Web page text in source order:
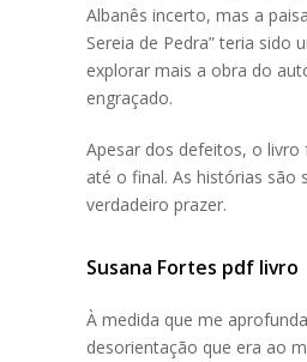
Albanês incerto, mas a
Sereia de Pedra” teria sido
explorar mais a obra do
engraçado.
Apesar dos defeitos, o livro
até o final. As histórias são
verdadeiro prazer.
Susana Fortes pdf livro
À medida que me
desorientação que era ao